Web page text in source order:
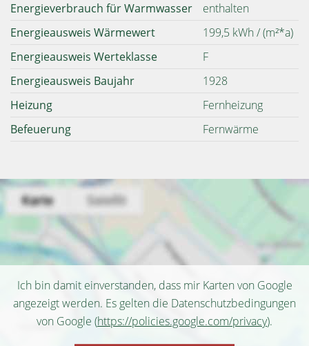
Energieverbrauch für Warmwasser
enthalten
Energieausweis Wärmewert
199,5 kWh / (m²*a)
Energieausweis Werteklasse
F
Energieausweis Baujahr
1928
Heizung
Fernheizung
Befeuerung
Fernwärme
Ich bin damit einverstanden, dass mir Karten von Google
angezeigt werden. Es gelten die Datenschutzbedingungen
von Google (https://policies.google.com/privacy).